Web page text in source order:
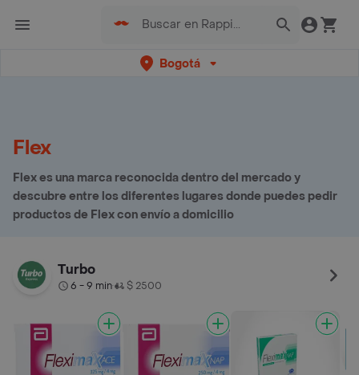
Bogotá
Flex
Flex es una marca reconocida dentro del mercado y
descubre entre los diferentes lugares donde puedes pedir
productos de Flex con envío a domicilio
Turbo
6 - 9 min• $ 2500